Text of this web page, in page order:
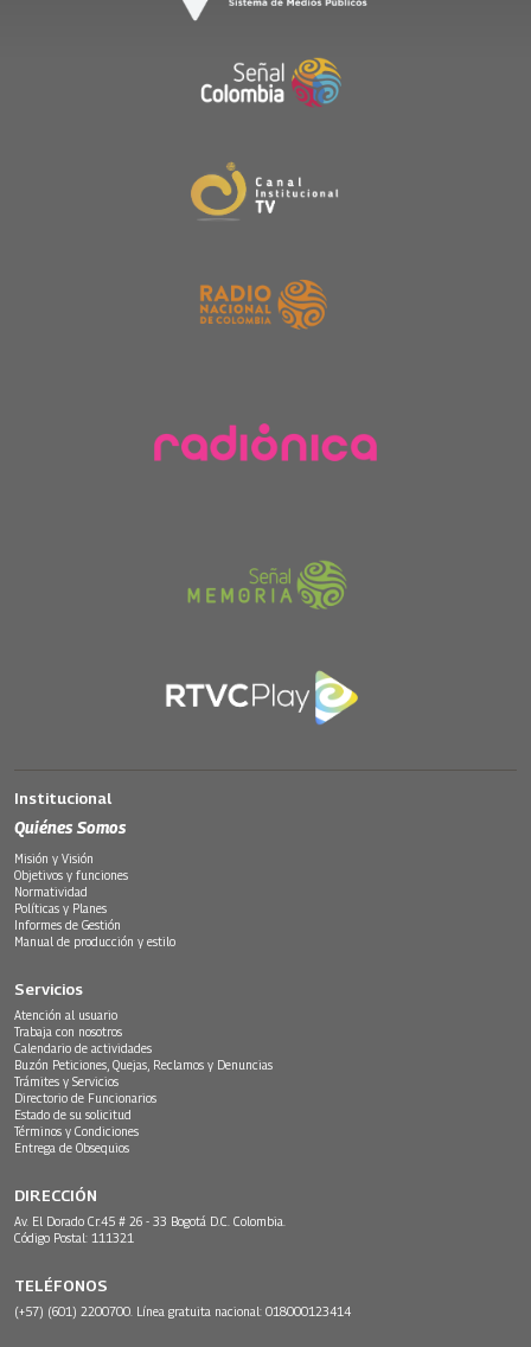
Institucional
Quiénes Somos
Misión y Visión
Objetivos y funciones
Normatividad
Políticas y Planes
Informes de Gestión
Manual de producción y estilo
Servicios
Atención al usuario
Trabaja con nosotros
Calendario de actividades
Buzón Peticiones, Quejas, Reclamos y Denuncias
Trámites y Servicios
Directorio de Funcionarios
Estado de su solicitud
Términos y Condiciones
Entrega de Obsequios
DIRECCIÓN
Av. El Dorado Cr.45 # 26 - 33 Bogotá D.C. Colombia.
Código Postal: 111321
TELÉFONOS
(+57) (601) 2200700. Línea gratuita nacional: 018000123414